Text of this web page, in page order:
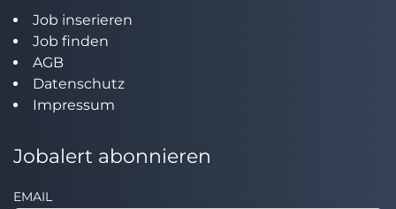
Job inserieren
Job finden
AGB
Datenschutz
Impressum
Jobalert abonnieren
EMAIL